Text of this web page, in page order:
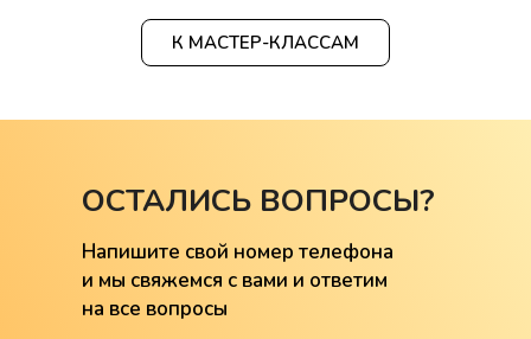
К МАСТЕР-КЛАССАМ
Напишите свой номер телефона
и мы свяжемся с вами и ответим
на все вопросы
ОСТАЛИСЬ ВОПРОСЫ?
Курсы в студии в Твери
Отзывы
Детские курсы